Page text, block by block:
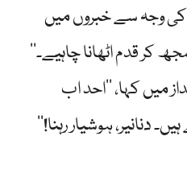
کی وجہ سے خبروں میں
کر قدم اٹھانا چاہیے۔‘‘
میں کہا، ’’احد اب
دنانیر، ہوشیار رہنا!‘‘